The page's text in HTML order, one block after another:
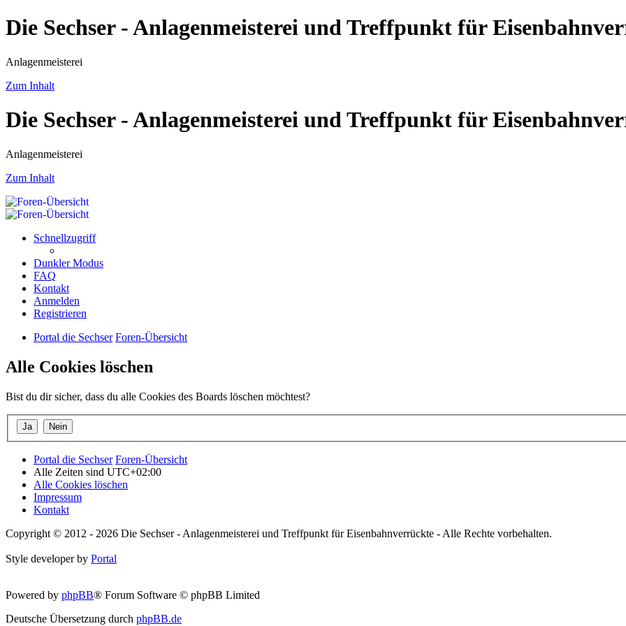
Die Sechser - Anlagenmeisterei und Treffpunkt für
Anlagenmeisterei
Zum Inhalt
Die Sechser - Anlagenmeisterei und Treffpunkt für
Anlagenmeisterei
Zum Inhalt
Schnellzugriff
Dunkler Modus
FAQ
Kontakt
Anmelden
Registrieren
Portal die Sechser Foren-Übersicht
Alle Cookies löschen
Bist du dir sicher, dass du alle Cookies des Boards löschen möchtest?
Portal die Sechser Foren-Übersicht
Alle Zeiten sind UTC+02:00
Alle Cookies löschen
Impressum
Kontakt
Copyright © 2012 - 2026 Die Sechser - Anlagenmeisterei und Treffpunkt für Eisenbahnverrückte - Alle Rechte vorbehalten.
Style developer by Portal
Powered by phpBB® Forum Software © phpBB Limited
Deutsche Übersetzung durch phpBB.de